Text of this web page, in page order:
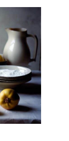
danset
une
donne
aussi